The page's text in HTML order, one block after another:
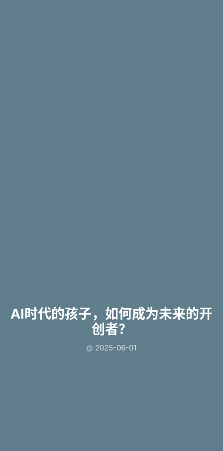
AI时代的孩子，如何成为未来的开
创者？
 2025-06-01